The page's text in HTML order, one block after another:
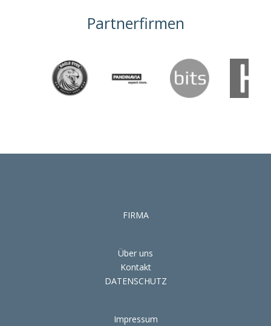
Partnerfirmen
FIRMA
Über uns
Kontakt
DATENSCHUTZ
Impressum